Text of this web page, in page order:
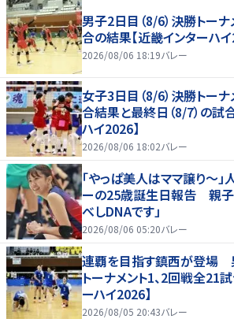
男子2日目（8/6）決勝トー
合の結果【近畿インターハイ
2026/08/06 18:19バレー
女子3日目（8/6）決勝トー
合結果と最終日（8/7）の試
ハイ2026】
2026/08/06 18:02バレー
「やっぱ美人はママ譲り～
ーの25歳誕生日報告 親子
べしDNAです」
2026/08/06 05:20バレー
連覇を目指す鎮西が登場
トーナメント1、2回戦全21
ーハイ2026】
2026/08/05 20:43バレー